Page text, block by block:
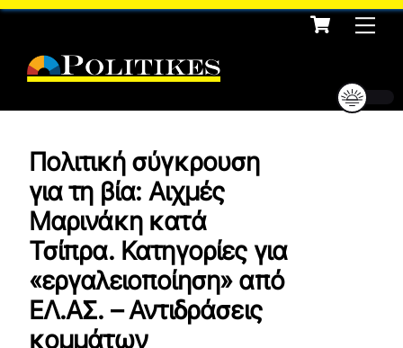
Skip
content
Cart
Πολιτική σύγκρουση
για τη βία: Αιχμές
Μαρινάκη κατά
Τσίπρα. Κατηγορίες για
«εργαλειοποίηση» από
ΕΛ.ΑΣ. – Αντιδράσεις
κομμάτων